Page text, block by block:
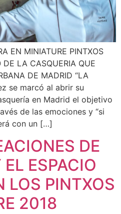
EN MINIATURE PINTXOS
DE LA CASQUERIA QUE
DE MADRID “LA
se marcó al abrir su
en Madrid el objetivo
de las emociones y “si
con un […]
DE
ESPACIO
LOS PINTXOS
2018